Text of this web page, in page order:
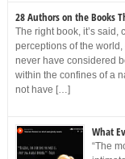
28 Authors on the Books
The right book, it’s
perceptions of the
never have considered
within the confines of a
not have […]
What
“The